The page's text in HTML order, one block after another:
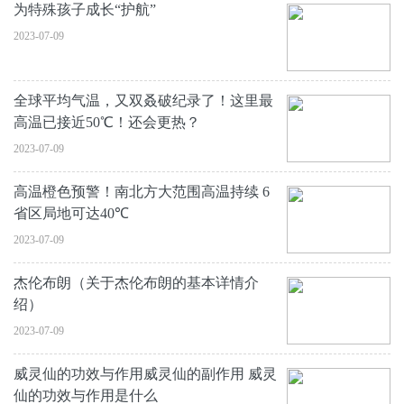
为特殊孩子成长“护航”
2023-07-09
全球平均气温，又双叒破纪录了！这里最
高温已接近50℃！还会更热？
2023-07-09
高温橙色预警！南北方大范围高温持续 6
省区局地可达40℃
2023-07-09
杰伦布朗（关于杰伦布朗的基本详情介
绍）
2023-07-09
威灵仙的功效与作用威灵仙的副作用 威灵
仙的功效与作用是什么